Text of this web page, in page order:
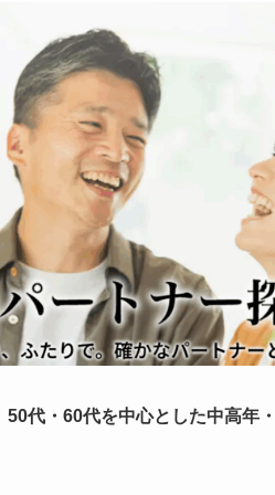
50代・60代を中心とした中高年